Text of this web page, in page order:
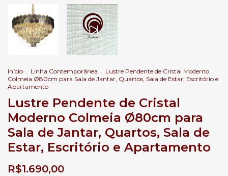
Início . Linha Contemporânea . Lustre Pendente de Cristal Moderno
Colmeia Ø80cm para Sala de Jantar, Quartos, Sala de Estar, Escritório e
Apartamento
Lustre Pendente de Cristal
Moderno Colmeia Ø80cm para
Sala de Jantar, Quartos, Sala de
Estar, Escritório e Apartamento
R$1.690,00